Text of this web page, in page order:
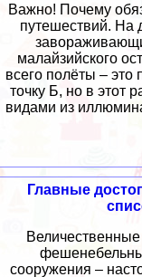
Важно! Почему
путешествий. На
малайзийского
всего полёты – это
точку Б, но в этот
видами из
Главные
сооружения –